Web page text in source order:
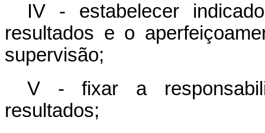
IV - estabelecer
resultados e o
supervisão;
V - fixar a
resultados;